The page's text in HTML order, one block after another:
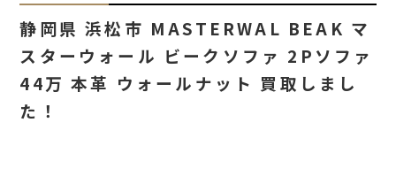
静岡県 浜松市 MASTERWAL BEAK マ
スターウォール ビークソファ 2Pソファ
44万 本革 ウォールナット 買取しまし
た！